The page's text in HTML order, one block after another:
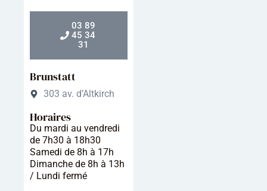
03 89
45 34
31
Brunstatt
303 av. d’Altkirch
Horaires
Du mardi au vendredi
de 7h30 à 18h30
Samedi de 8h à 17h
Dimanche de 8h à 13h
/ Lundi fermé